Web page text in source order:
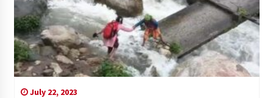
July 22, 2023